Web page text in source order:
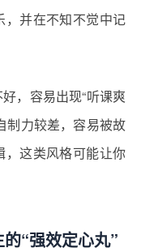
，并在不知不觉中记
，容易出现“听课爽
制力较差，容易被故
，这类风格可能让你
“强效定心丸”